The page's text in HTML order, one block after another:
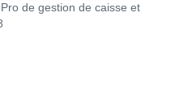
de gestion de caisse et